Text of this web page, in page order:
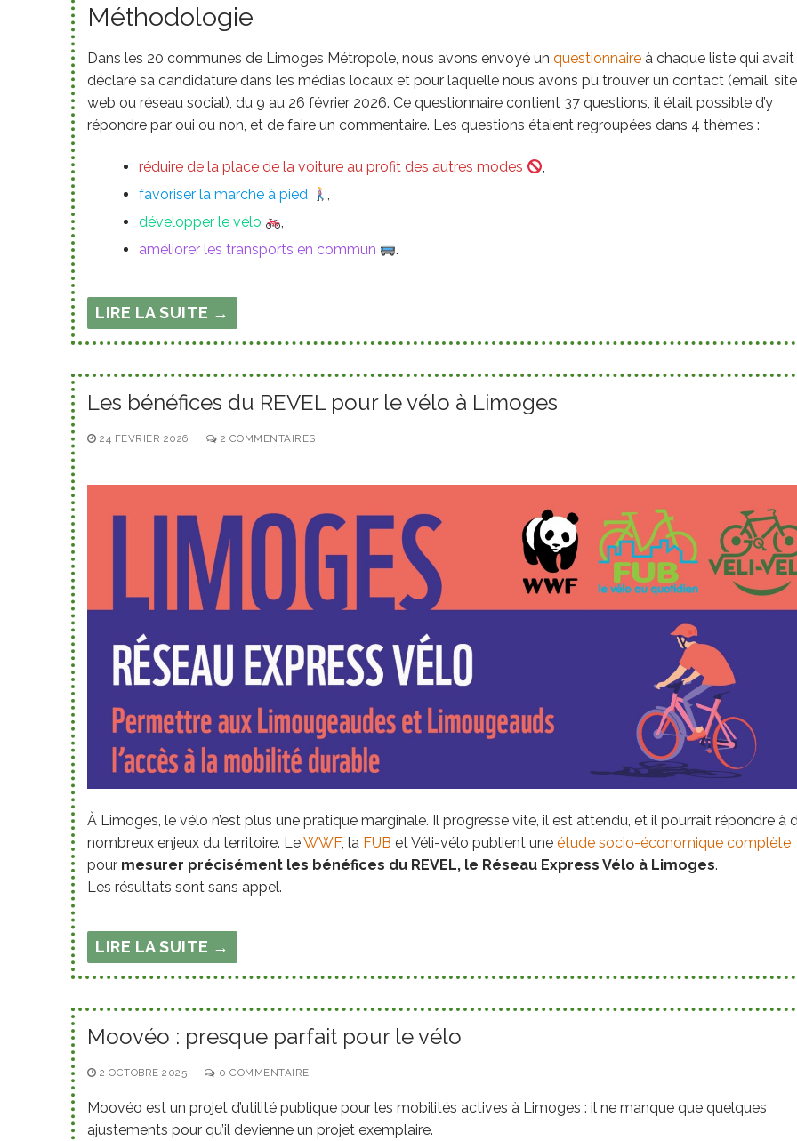
Méthodologie
Dans les 20 communes de Limoges Métropole, nous avons envoyé un questionnaire à chaque liste qui avait
déclaré sa candidature dans les médias locaux et pour laquelle nous avons pu trouver un contact (email, site
web ou réseau social), du 9 au 26 février 2026. Ce questionnaire contient 37 questions, il était possible d’y
répondre par oui ou non, et de faire un commentaire. Les questions étaient regroupées dans 4 thèmes :
réduire de la place de la voiture au profit des autres modes
,
favoriser la marche à pied
,
développer le vélo
,
améliorer les transports en commun
.
LIRE LA SUITE →
Les bénéfices du REVEL pour le vélo à Limoges
24 FÉVRIER 2026 2 COMMENTAIRES
À Limoges, le vélo n’est plus une pratique marginale. Il progresse vite, il est attendu, et il pourrait répondre à
nombreux enjeux du territoire. LeWWF, la FUB et Véli-vélo publient une étude socio-économique complète
pour mesurer précisément les bénéfices du REVEL, le Réseau Express Vélo à Limoges.
Les résultats sont sans appel.
LIRE LA SUITE →
Moovéo : presque parfait pour le vélo
2 OCTOBRE 2025 0 COMMENTAIRE
Moovéo est un projet d’utilité publique pour les mobilités actives à Limoges : il ne manque que quelques
ajustements pour qu’il devienne un projet exemplaire.